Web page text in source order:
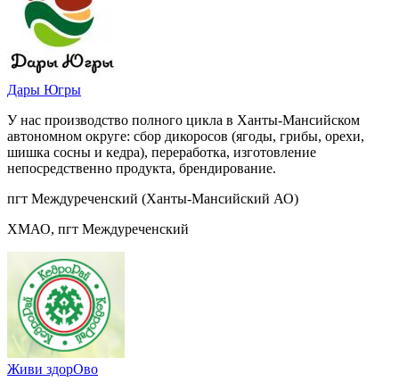
Дары Югры
У нас производство полного цикла в Ханты-Мансийском
автономном округе: сбор дикоросов (ягоды, грибы, орехи,
шишка сосны и кедра), переработка, изготовление
непосредственно продукта, брендирование.
пгт Междуреченский (Ханты-Мансийский АО)
ХМАО, пгт Междуреченский
Живи здорОво